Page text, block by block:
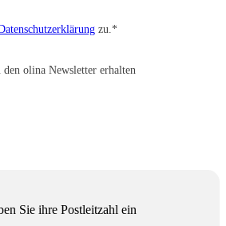
zu.*
den olina Newsletter erhalten
Sie ihre Postleitzahl ein